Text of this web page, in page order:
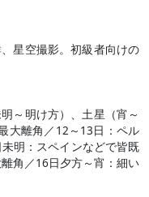
星空撮影。初級者向けの
～明け方）、土星（宵～
大離角／12～13日：ペル
明：スペインなどで皆既
角／16日夕方～宵：細い